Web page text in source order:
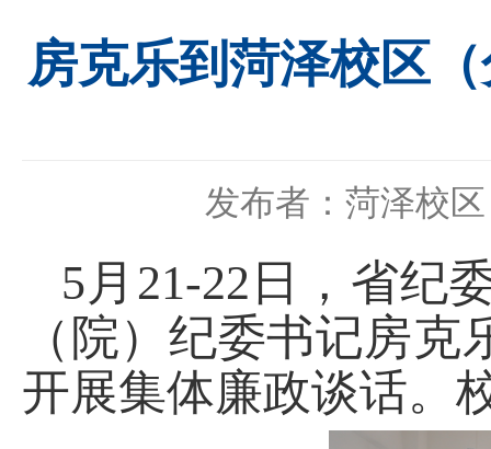
房克乐到菏泽校区
发布者：菏泽校区
5月21-22日，省纪
（院）纪委书记房
开展集体廉政谈话。